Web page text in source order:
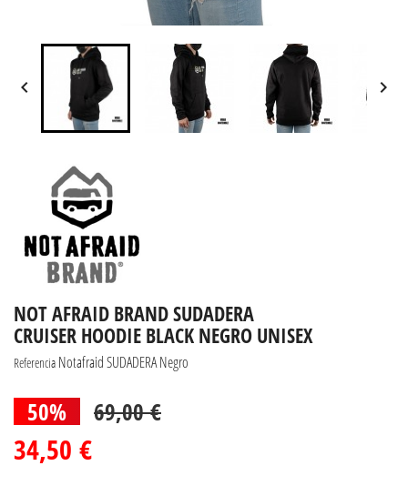
 
NOT AFRAID BRAND SUDADERA
CRUISER HOODIE BLACK NEGRO UNISEX
Referencia Notafraid SUDADERA Negro
50% 69,00 €
34,50 €